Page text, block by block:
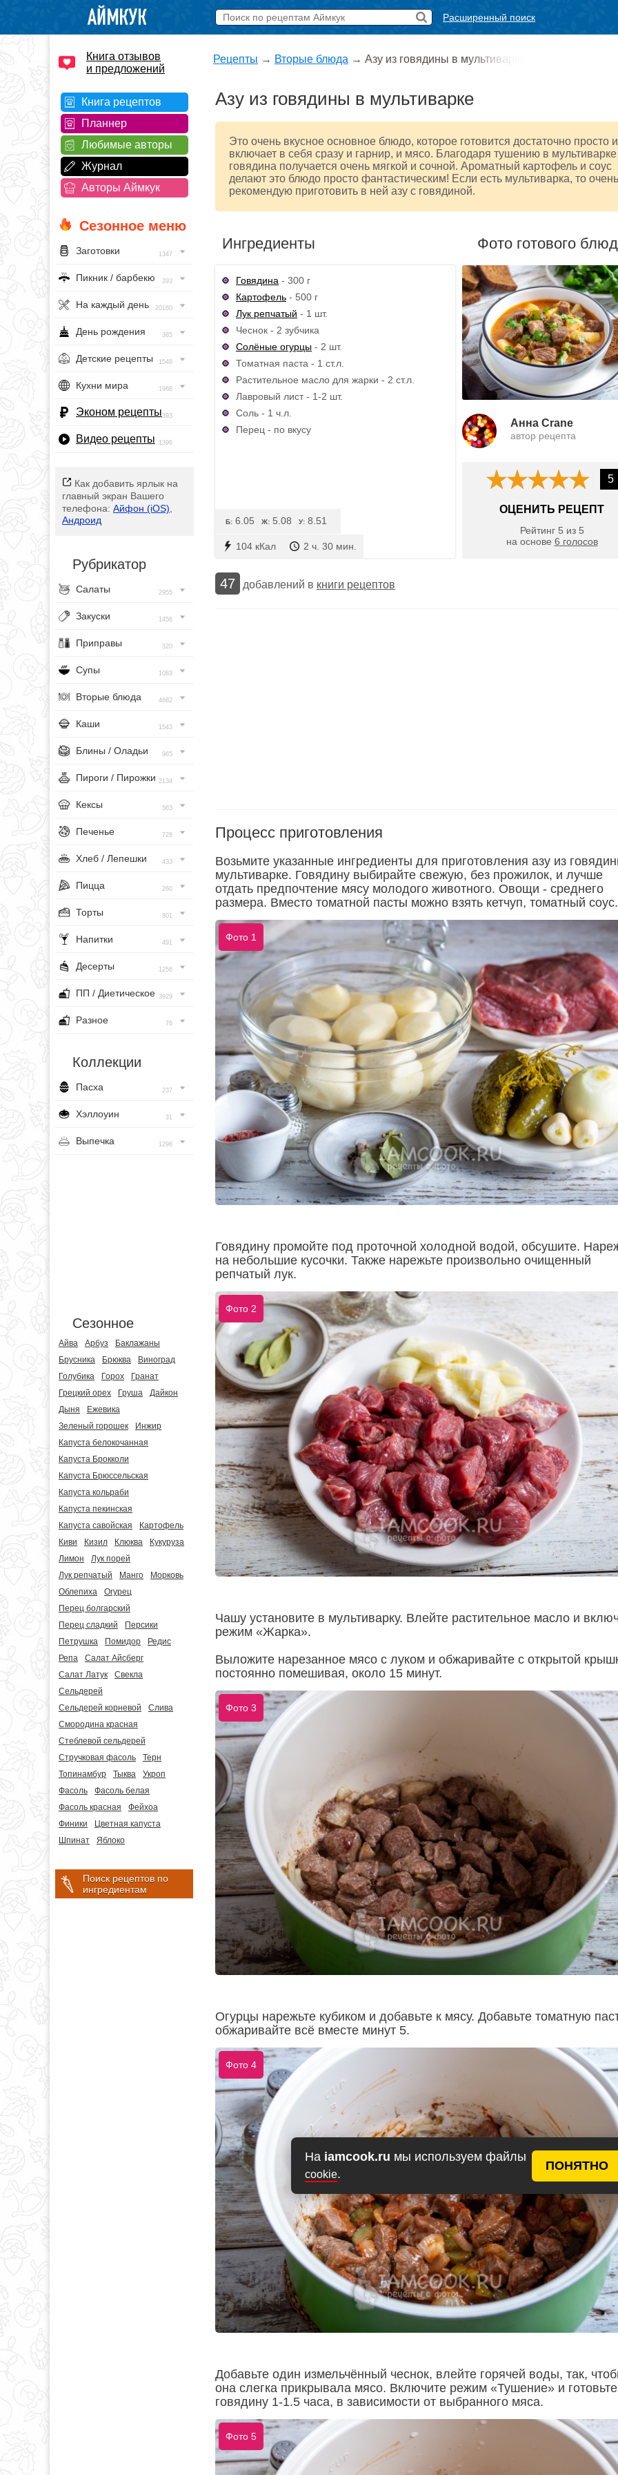
На iamcook.ru мы используем файлы
cookie.
ПОНЯТНО
Расширенный поиск
Книга отзывов
и предложений
Книга рецептов
Планнер
Любимые авторы
Журнал
Авторы Аймкук
Сезонное меню
Заготовки 1347
Пикник / барбекю 293
На каждый день 20160
День рождения 385
Детские рецепты 1548
Кухни мира 1968
Эконом рецепты393
Видео рецепты 1396
Как добавить ярлык на
главный экран Вашего
телефона: Айфон (iOS)
Андроид
Рубрикатор
Салаты 2955
Закуски 1456
Приправы 320
Супы 1083
Вторые блюда 4682
Каши 1543
Блины / Оладьи 965
Пироги / Пирожки 2134
Кексы 563
Печенье 728
Хлеб / Лепешки 433
Пицца 260
Торты 801
Напитки 491
Десерты 1256
ПП / Диетическое 3929
Разное 76
Коллекции
Пасха 237
Хэллоуин 31
Выпечка 1296
Сезонное
Айва Арбуз
Баклажаны
Брусника
Брюква
Виноград
Голубика
Горох
Гранат
Грецкий орех
Груша
Дайкон
Дыня
Ежевика
Зеленый горошек
Инжир
Капуста белокочанная
Капуста Брокколи
Капуста Брюссельская
Капуста кольраби
Капуста пекинская
Капуста савойская
Картофель
Киви
Кизил Клюква
Кукуруза
Лимон
Лук порей
Лук репчатый
Манго
Морковь
Облепиха
Огурец
Перец болгарский
Перец сладкий
Персики
Петрушка
Помидор
Редис
Репа
Салат Айсберг
Салат Латук
Свекла
Сельдерей
Сельдерей корневой
Слива
Смородина красная
Стеблевой сельдерей
Стручковая фасоль
Терн
Топинамбур
Тыква
Укроп
Фасоль
Фасоль белая
Фасоль красная
Фейхоа
Финики
Цветная капуста
Шпинат
Яблоко
Поиск рецептов по
ингредиентам
Рецепты → Вторые блюда → Азу из говядины в мультиварке
Азу из говядины в мультиварке
Это очень вкусное основное блюдо, которое готовится достаточно просто и
включает в себя сразу и гарнир, и мясо. Благодаря тушению в мультиварке
говядина получается очень мягкой и сочной. Ароматный картофель и соус
делают это блюдо просто фантастическим! Если есть мультиварка, то очень
рекомендую приготовить в ней азу с говядиной.
Ингредиенты
Говядина - 300 г
Картофель - 500 г
Лук репчатый - 1 шт.
Чеснок - 2 зубчика
Солёные огурцы - 2 шт.
Томатная паста - 1 ст.л.
Растительное масло для жарки - 2 ст.л.
Лавровый лист - 1-2 шт.
Соль - 1 ч.л.
Перец - по вкусу
104 кКал 2 ч. 30 мин.
Б: 6.05 Ж: 5.08 У: 8.51
Фото готового
Анна Crane
автор рецепта
5
ОЦЕНИТЬ РЕЦЕПТ
Рейтинг 5 из 5
на основе 6 голосов
47 добавлений в книги рецептов
Процесс приготовления
Возьмите указанные ингредиенты для приготовления азу из
мультиварке. Говядину выбирайте свежую, без прожилок, и лучше
отдать предпочтение мясу молодого животного. Овощи - среднего
размера. Вместо томатной пасты можно взять кетчуп, томатный соус.
Фото 1
Говядину промойте под проточной холодной водой, обсушите.
на небольшие кусочки. Также нарежьте произвольно очищенный
репчатый лук.
Фото 2
Чашу установите в мультиварку. Влейте растительное масло и
режим «Жарка».
Выложите нарезанное мясо с луком и обжаривайте с открытой
постоянно помешивая, около 15 минут.
Фото 3
Огурцы нарежьте кубиком и добавьте к мясу. Добавьте томатную
обжаривайте всё вместе минут 5.
Фото 4
Добавьте один измельчённый чеснок, влейте горячей воды, так,
она слегка прикрывала мясо. Включите режим «Тушение» и готовьте
говядину 1-1.5 часа, в зависимости от выбранного мяса.
Фото 5